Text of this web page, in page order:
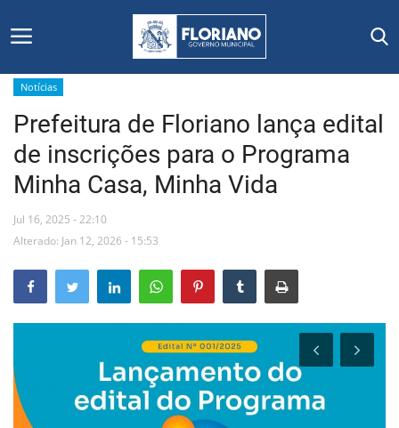
Início
Editais
Floriano
Mural de Licitações
Vídeos
Notícias
Prefeitura de Floriano lança edital
de inscrições para o Programa
Minha Casa, Minha Vida
Jul 16, 2025 - 22:10
Alterado: Jan 12, 2026 - 15:53